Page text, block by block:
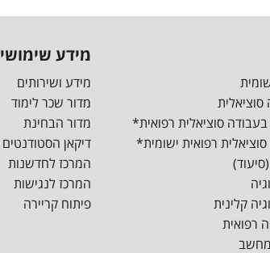
מידע שימושי
מידע ושירותים
מדור שכר לימוד
מדור הבחינת
דיקאן הסטודנטים
המרכז לחדשנות
המרכז לנגישות
פיתוח קריירה